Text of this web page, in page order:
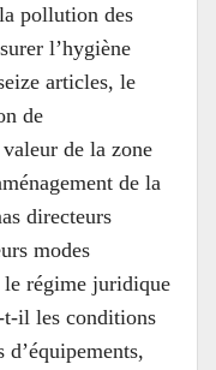
pollution des
l’hygiène
articles, le
de
de la zone
de la
directeurs
modes
le régime juridique
t-il les conditions